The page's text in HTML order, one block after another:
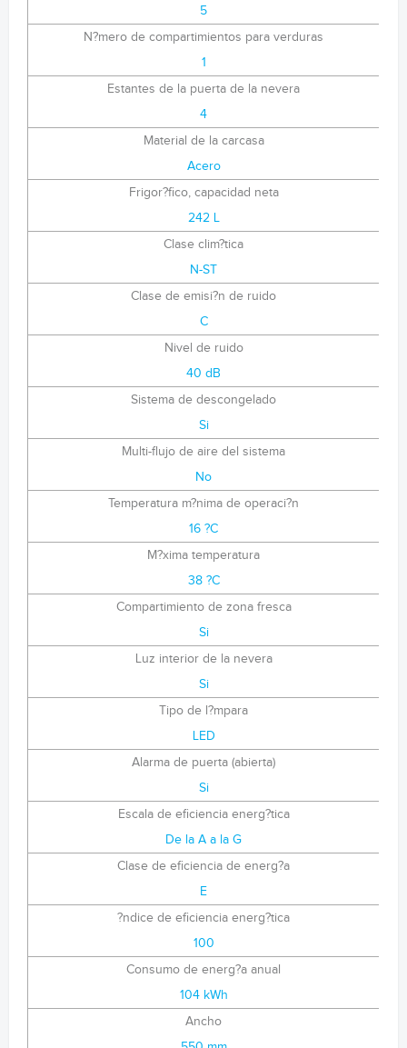
5
N?mero de compartimientos para verduras
1
Estantes de la puerta de la nevera
4
Material de la carcasa
Acero
Frigor?fico, capacidad neta
242 L
Clase clim?tica
N-ST
Clase de emisi?n de ruido
C
Nivel de ruido
40 dB
Sistema de descongelado
Si
Multi-flujo de aire del sistema
No
Temperatura m?nima de operaci?n
16 ?C
M?xima temperatura
38 ?C
Compartimiento de zona fresca
Si
Luz interior de la nevera
Si
Tipo de l?mpara
LED
Alarma de puerta (abierta)
Si
Escala de eficiencia energ?tica
De la A a la G
Clase de eficiencia de energ?a
E
?ndice de eficiencia energ?tica
100
Consumo de energ?a anual
104 kWh
Ancho